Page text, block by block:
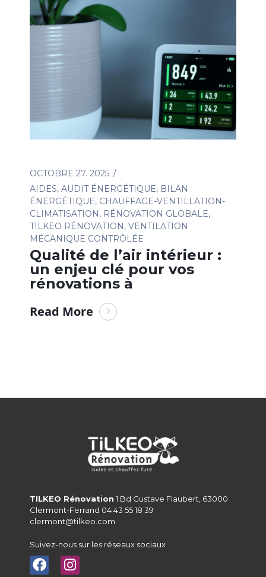
OCTOBRE 27. 2025
AIDES, AUDIT ÉNERGÉTIQUE, BILAN
ÉNERGÉTIQUE, CHAUFFAGE-VENTILLATION-
CLIMATISATION, RÉNOVATION GLOBALE,
TILKEO RÉNOVATION, VENTILATION
MÉCANIQUE CONTRÔLÉE
Qualité de l’air intérieur :
un enjeu clé pour vos
rénovations à
Read More
TILKEO Rénovation 1 Bd Gustave Flaubert, 63000
Clermont-Ferrand 04 43 55 18 39
clermont@tilkeo.com
Suivez-nous sur les réseaux sociaux